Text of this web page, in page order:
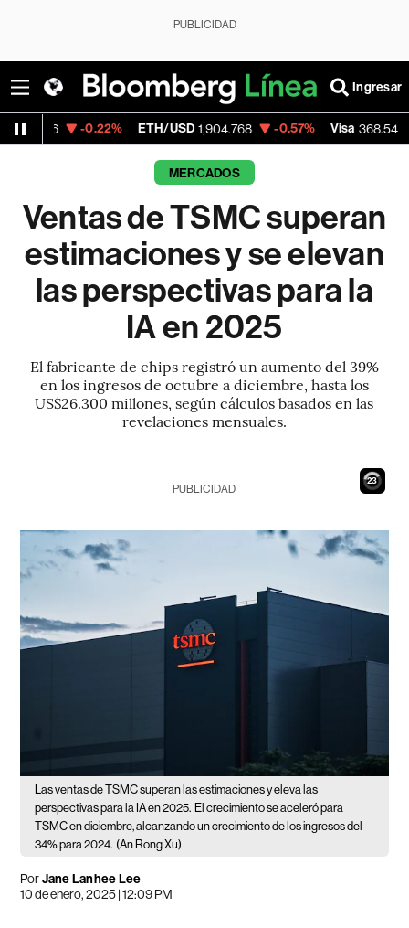
PUBLICIDAD
Ingresar
ETH/USD 1,904.768 -0.57% Visa 368.54 -0.28%
MERCADOS
Ventas de TSMC superan
estimaciones y se elevan
las perspectivas para la
IA en 2025
El fabricante de chips registró un aumento del 39%
en los ingresos de octubre a diciembre, hasta los
US$26.300 millones, según cálculos basados en las
revelaciones mensuales.
22
PUBLICIDAD
Las ventas de TSMC superan las estimaciones y eleva las
perspectivas para la IA en 2025. El crecimiento se aceleró para
TSMC en diciembre, alcanzando un crecimiento de los ingresos del
34% para 2024. (An Rong Xu)
PorJane Lanhee Lee
10 de enero, 2025 | 12:09 PM